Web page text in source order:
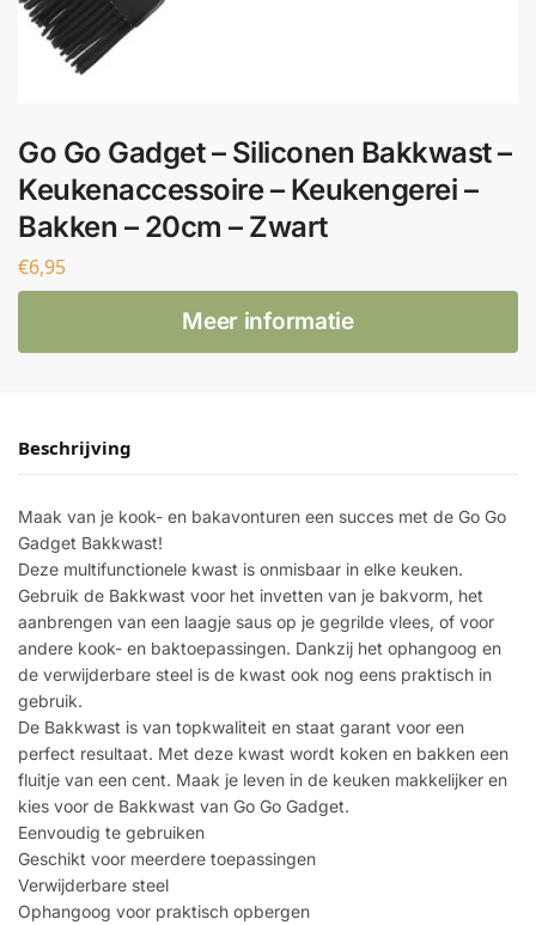
Go Go Gadget – Siliconen Bakkwast –
Keukenaccessoire – Keukengerei –
Bakken – 20cm – Zwart
€6,95
Meer informatie
Beschrijving
Maak van je kook- en bakavonturen een succes met de Go Go
Gadget Bakkwast!
Deze multifunctionele kwast is onmisbaar in elke keuken.
Gebruik de Bakkwast voor het invetten van je bakvorm, het
aanbrengen van een laagje saus op je gegrilde vlees, of voor
andere kook- en baktoepassingen. Dankzij het ophangoog en
de verwijderbare steel is de kwast ook nog eens praktisch in
gebruik.
De Bakkwast is van topkwaliteit en staat garant voor een
perfect resultaat. Met deze kwast wordt koken en bakken een
fluitje van een cent. Maak je leven in de keuken makkelijker en
kies voor de Bakkwast van Go Go Gadget.
Eenvoudig te gebruiken
Geschikt voor meerdere toepassingen
Verwijderbare steel
Ophangoog voor praktisch opbergen